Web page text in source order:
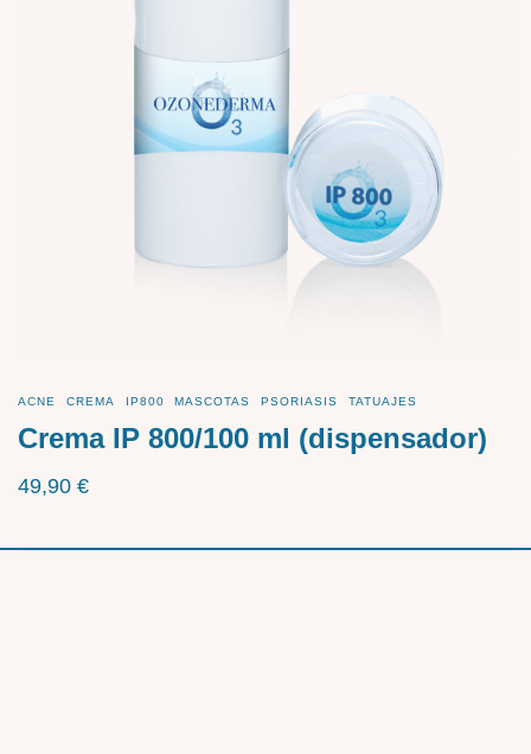
ACNE CREMA IP800 MASCOTAS PSORIASIS TATUAJES
Crema IP 800/100 ml (dispensador)
49,90 €